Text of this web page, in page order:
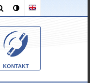
KONTAKT